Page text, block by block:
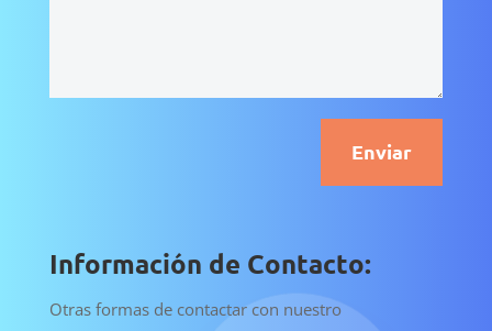
Enviar
Información de Contacto:
Otras formas de contactar con nuestro